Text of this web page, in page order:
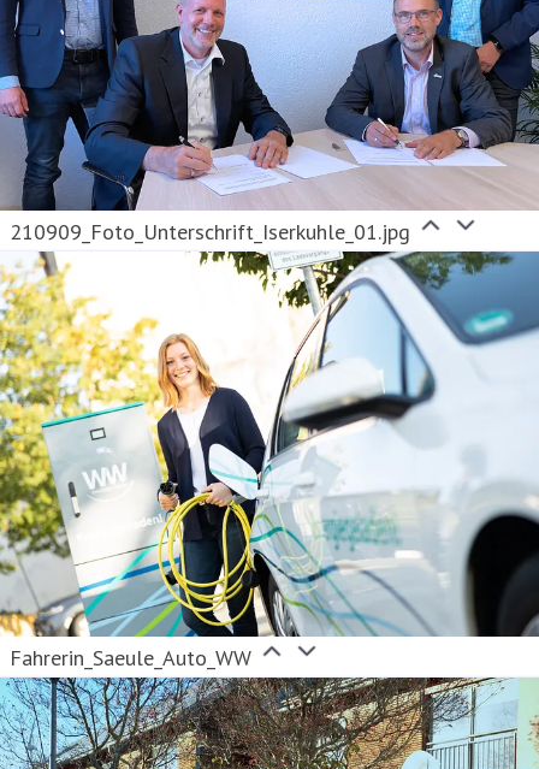
210909_Foto_Unterschrift_Iserkuhle_01.jpg
Fahrerin_Saeule_Auto_WW